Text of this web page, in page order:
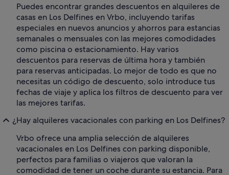
Puedes encontrar grandes descuentos en alquileres de
casas en Los Delfines en Vrbo, incluyendo tarifas
especiales en nuevos anuncios y ahorros para estancias
semanales o mensuales con las mejores comodidades
como piscina o estacionamiento. Hay varios
descuentos para reservas de última hora y también
para reservas anticipadas. Lo mejor de todo es que no
necesitas un código de descuento, solo introduce tus
fechas de viaje y aplica los filtros de descuento para ver
las mejores tarifas.
¿Hay alquileres vacacionales con parking en Los Delfines?
Vrbo ofrece una amplia selección de alquileres
vacacionales en Los Delfines con parking disponible,
perfectos para familias o viajeros que valoran la
comodidad de tener un coche durante su estancia. Para